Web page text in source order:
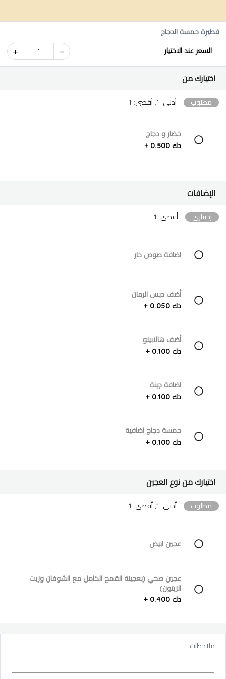
فطيرة حمسة الدجاج
السعر عند الاختيار 1
اختيارك من
مطلوب أدنى: 1, أقصى: 1
خضار و دجاج
دك 0.500 +
الإضافات
إختياري أقصى: 1
اضافة صوص حار
أضف دبس الرمان
دك 0.050 +
أضف هالابينو
دك 0.100 +
اضافة جبنة
دك 0.100 +
حمسة دجاج اضافية
دك 0.100 +
اختيارك من نوع العجين
مطلوب أدنى: 1, أقصى: 1
عجين ابيض
عجين صحي (بعجينة القمح الكامل مع الشوفان وزيت
الزيتون)
دك 0.400 +
ملاحظات